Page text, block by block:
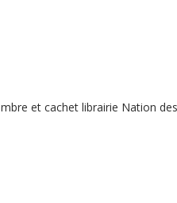
et cachet librairie Nation